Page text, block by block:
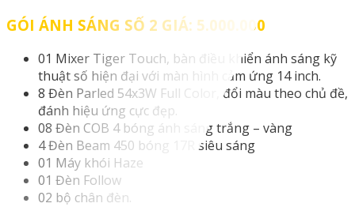
GÓI ÁNH SÁNG SỐ 2 GIÁ: 5.000.000
01 Mixer Tiger Touch, bàn điều khiển ánh sáng kỹ
thuật số hiện đại với màn hình cảm ứng 14 inch.
8 Đèn Parled 54x3W Full Color, đổi màu theo chủ đề,
đánh hiệu ứng cực đẹp.
08 Đèn COB 4 bóng ánh sáng trắng – vàng
4 Đèn Beam 450 bóng 17R siêu sáng
01 Máy khói Haze
01 Đèn Follow
02 bộ chân đèn.